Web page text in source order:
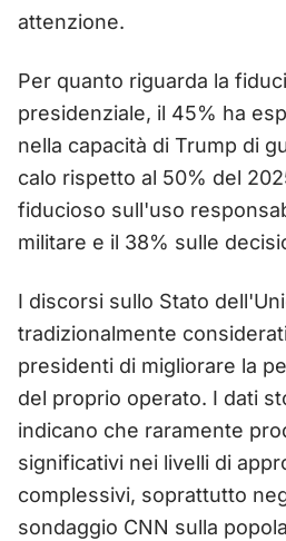
attenzione.
Per quanto riguarda la
presidenziale, il 45% ha
nella capacità di Trump di
calo rispetto al 50% del
fiducioso sull'uso
militare e il 38% sulle
I discorsi sullo Stato
tradizionalmente
presidenti di migliorare la
del proprio operato. I dati
indicano che raramente
significativi nei livelli di
complessivi, soprattutto
sondaggio CNN sulla